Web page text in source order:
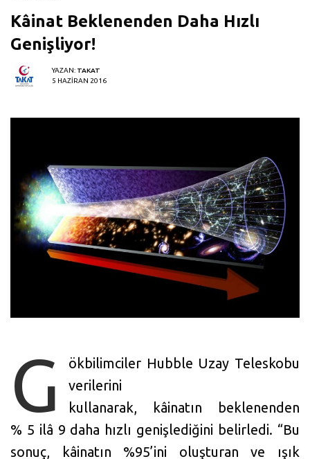
Kâinat Beklenenden Daha Hızlı
Genişliyor!
YAZAN: TAKAT
5 HAZIRAN 2016
G
ökbilimciler Hubble Uzay Teleskobu
verilerini
kullanarak, kâinatın beklenenden
% 5 ilâ 9 daha hızlı genişlediğini belirledi. “Bu
sonuç, kâinatın %95’ini oluşturan ve ışık